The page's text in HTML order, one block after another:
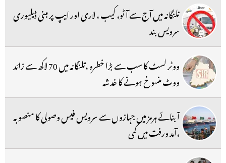
تلنگانہ میں آج سے آٹو، کیب ، لاری اور ایپ پر مبنی ڈیلیوری
سرویس بند
ووٹر لسٹ کا سب سے بڑا خطرہ ،تلنگانہ میں 70 لاکھ سے زائد
ووٹ منسوخ ہونے کا خدشہ
آبنائے ہرمز میں جہازوں سے سرویس فیس وصولی کا منصوبہ
،آمد ورفت میں کمی